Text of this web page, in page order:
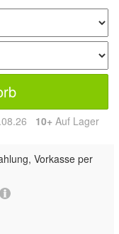
10+ Auf Lager
Vorkasse per